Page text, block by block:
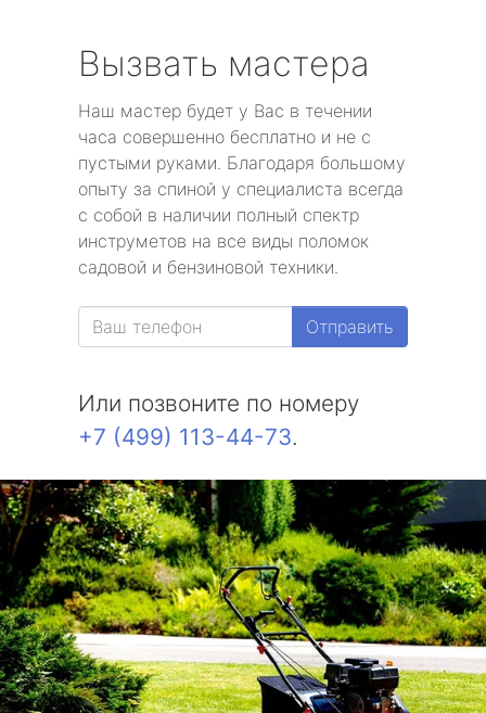
Вызвать мастера
Наш мастер будет у Вас в течении
часа совершенно бесплатно и не с
пустыми руками. Благодаря большому
опыту за спиной у специалиста всегда
с собой в наличии полный спектр
инструметов на все виды поломок
садовой и бензиновой техники.
Отправить
Или позвоните по номеру
+7 (499) 113-44-73.